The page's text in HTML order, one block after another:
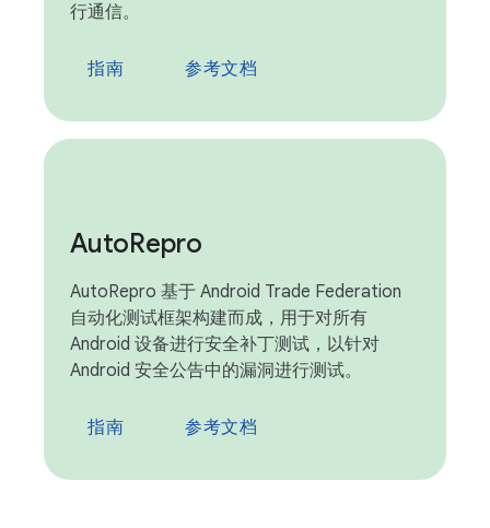
行通信。
指南 参考文档
AutoRepro
AutoRepro 基于 Android Trade Federation
自动化测试框架构建而成，用于对所有
Android 设备进行安全补丁测试，以针对
Android 安全公告中的漏洞进行测试。
指南 参考文档